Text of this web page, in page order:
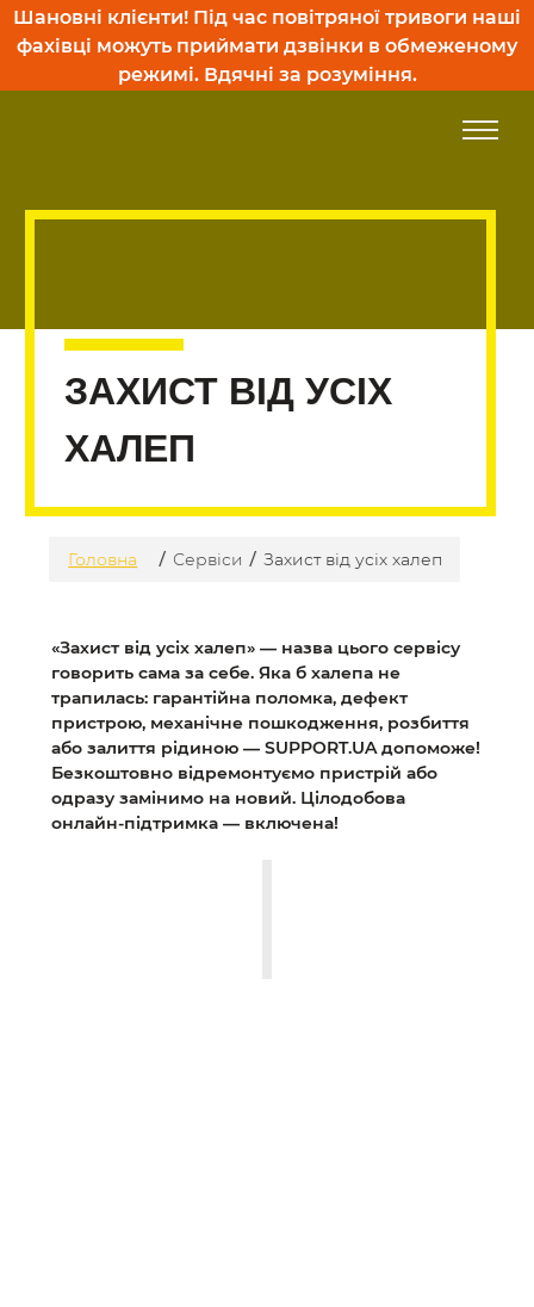
Skip
to
Шановні клієнти! Під час повітряної тривоги наші
фахівці можуть приймати дзвінки в обмеженому
режимі. Вдячні за розуміння.
ЗАХИСТ ВІД УСІХ
ХАЛЕП
Головна / Сервіси / Захист від усіх халеп
«Захист від усіх халеп» — назва цього сервісу
говорить сама за себе. Яка б халепа не
трапилась: гарантійна поломка, дефект
пристрою, механічне пошкодження, розбиття
або залиття рідиною — SUPPORT.UA допоможе!
Безкоштовно відремонтуємо пристрій або
одразу замінимо на новий. Цілодобова
онлайн-підтримка — включена!